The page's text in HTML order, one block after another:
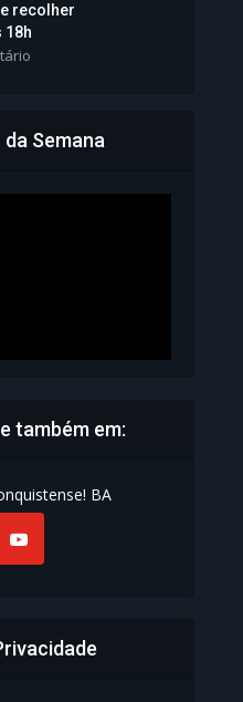
da
recolher
18h
Semana
também em:
BA